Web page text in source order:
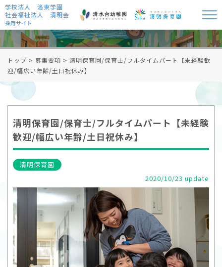
学校法人 洛東学園
社会福祉法人 清明会
採用サイト 募集要項
トップ > 募集要項 > 清明保育園/保育士/フルタイムパート【未経験歓
迎/幅広い年齢/土日祝休み】
清明保育園/保育士/フルタイムパート【未経験
歓迎/幅広い年齢/土日祝休み】
清明保育園
2020/10/23 update